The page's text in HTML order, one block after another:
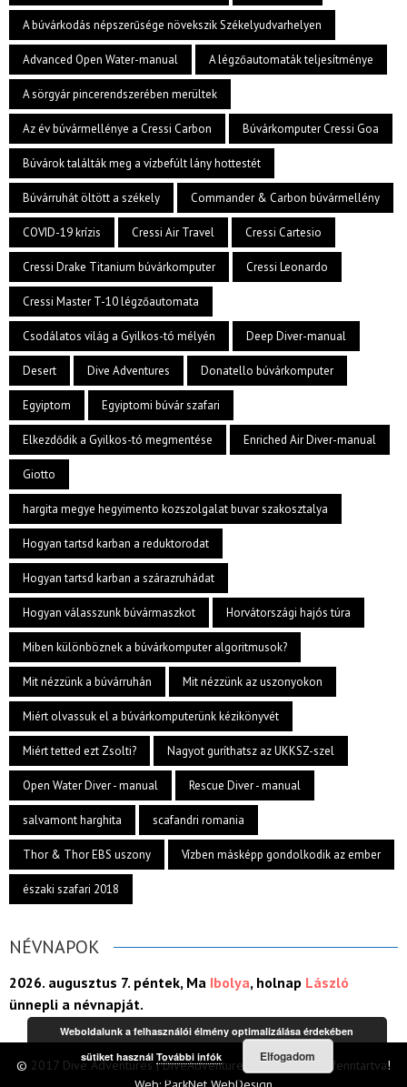
A búvárkodás népszerűsége növekszik Székelyudvarhelyen
Advanced Open Water-manual A légzőautomaták teljesítménye
A sörgyár pincerendszerében merültek
Az év búvármellénye a Cressi Carbon Búvárkomputer Cressi Goa
Búvárok találták meg a vízbefúlt lány hottestét
Búvárruhát öltött a székely Commander & Carbon búvármellény
COVID-19 krízis Cressi Air Travel Cressi Cartesio
Cressi Drake Titanium búvárkomputer Cressi Leonardo
Cressi Master T-10 légzőautomata
Csodálatos világ a Gyilkos-tó mélyén Deep Diver-manual
Desert Dive Adventures Donatello búvárkomputer
Egyiptom Egyiptomi búvár szafari
Elkezdődik a Gyilkos-tó megmentése Enriched Air Diver-manual
Giotto
hargita megye hegyimento kozszolgalat buvar szakosztalya
Hogyan tartsd karban a reduktorodat
Hogyan tartsd karban a szárazruhádat
Hogyan válasszunk búvármaszkot Horvátországi hajós túra
Miben különböznek a búvárkomputer algoritmusok?
Mit nézzünk a búvárruhán Mit nézzünk az uszonyokon
Miért olvassuk el a búvárkomputerünk kézikönyvét
Miért tetted ezt Zsolti? Nagyot guríthatsz az UKKSZ-szel
Open Water Diver - manual Rescue Diver - manual
salvamont harghita scafandri romania
Thor & Thor EBS uszony Vízben másképp gondolkodik az ember
északi szafari 2018
NÉVNAPOK
2026. augusztus 7. péntek, Ma Ibolya, holnap László
ünnepli a névnapját.
© 2017 Dive Adventures | DiveAdventures.ro minden jog fenntartva!
Weboldalunk a felhasználói élmény optimalizálása érdekében
sütiket használ További infók Elfogadom